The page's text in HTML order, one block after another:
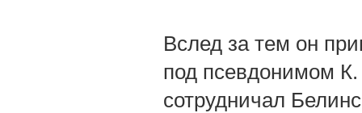
Вслед за тем он
под псевдонимом
сотрудничал